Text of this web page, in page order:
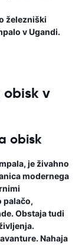
železniški
v Ugandi.
obisk v
obisk
je živahno
modernega
palačo,
Obstaja tudi
Nahaja